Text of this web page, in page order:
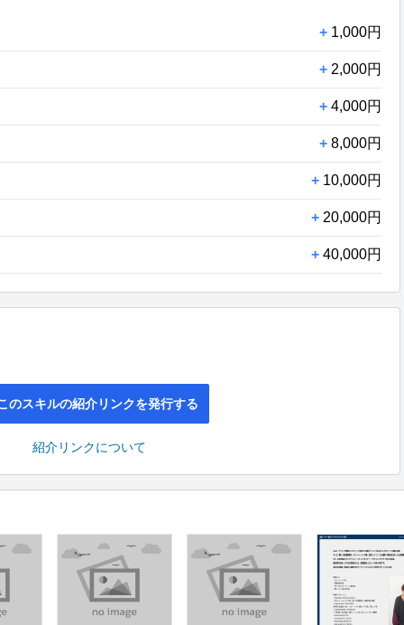
+ 1,000円
+ 2,000円
+ 4,000円
+ 8,000円
+ 10,000円
+ 20,000円
+ 40,000円
のスキルの紹介リンクを発行する
紹介リンクについて